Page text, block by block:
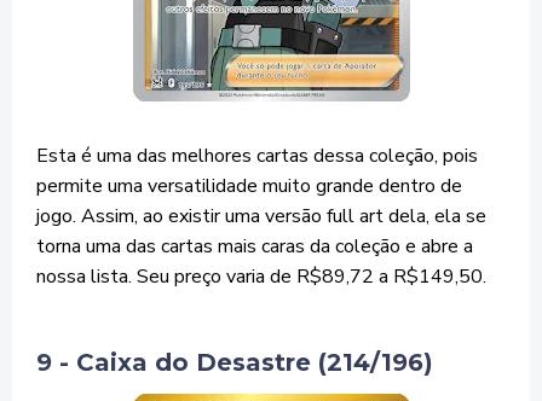
Esta é uma das melhores cartas dessa coleção, pois
permite uma versatilidade muito grande dentro de
jogo. Assim, ao existir uma versão full art dela, ela se
torna uma das cartas mais caras da coleção e abre a
nossa lista. Seu preço varia de R$89,72 a R$149,50.
9 - Caixa do Desastre (214/196)